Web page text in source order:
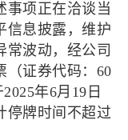
事项正在洽谈当
信息披露，维护
波动，经公司
（证券代码：60
年6月19日
停牌时间不超过